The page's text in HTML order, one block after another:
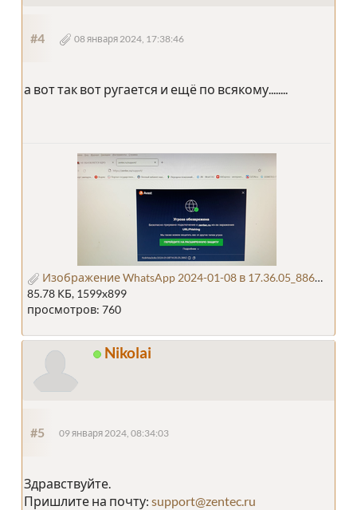
#4 08 января 2024, 17:38:46
а вот так вот ругается и ещё по всякому........
Изображение WhatsApp 2024-01-08 в 17.36.05_88647baa.jpg
85.78 КБ, 1599x899
просмотров: 760
Nikolai
#5 09 января 2024, 08:34:03
Здравствуйте.
Пришлите на почту: support@zentec.ru